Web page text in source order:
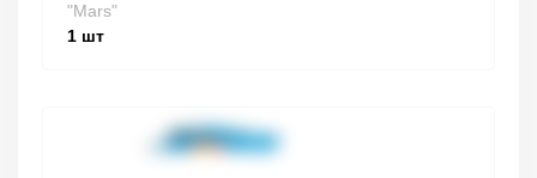
"Mars"
1 шт